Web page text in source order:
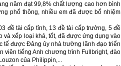
năm đạt 99,8% chất lượng cao hơn bình
phổ thông, nhiều em đã được bổ nhiệm
đề tài cấp tỉnh, 13 đề tài cấp trường, 5 đề
và xếp loại khá, tốt, đã được ứng dụng vào
tế được Đảng ủy nhà trường lãnh đạo triển
viên tiếng Anh chương trình Fullbright, đào
của Philippin,...